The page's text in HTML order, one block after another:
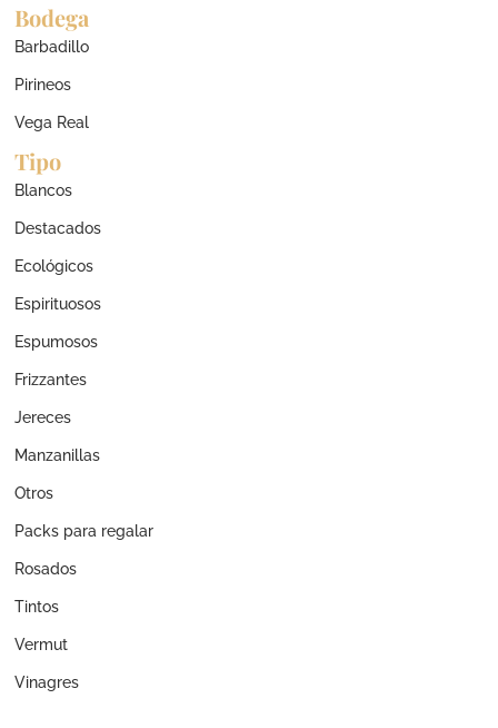
de
productos
Bodega
Barbadillo
Pirineos
Vega Real
Tipo
Blancos
Destacados
Ecológicos
Espirituosos
Espumosos
Frizzantes
Jereces
Manzanillas
Otros
Packs para regalar
Rosados
Tintos
Vermut
Vinagres